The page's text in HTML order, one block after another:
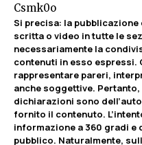
Csmk0o
Si precisa: la pubblicazione
scritta o video in tutte le
necessariamente la
contenuti in esso espressi.
rappresentare pareri,
anche soggettive.
dichiarazioni sono
fornito il contenuto.
informazione a 360 gradi
pubblico. Naturalmente,